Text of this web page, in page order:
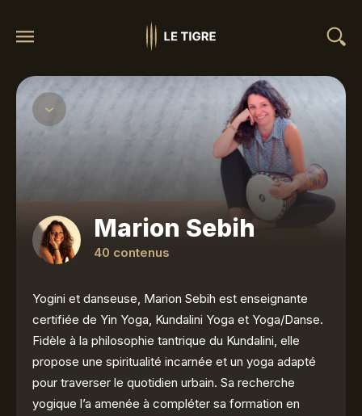
Marion Sebih
40 contenus
Yogini et danseuse, Marion Sebih est enseignante
certifiée de Yin Yoga, Kundalini Yoga et Yoga/Danse.
Fidèle à la philosophie tantrique du Kundalini, elle
propose une spiritualité incarnée et un yoga adapté
pour traverser le quotidien urbain. Sa recherche
yogique l’a amenée à compléter sa formation en